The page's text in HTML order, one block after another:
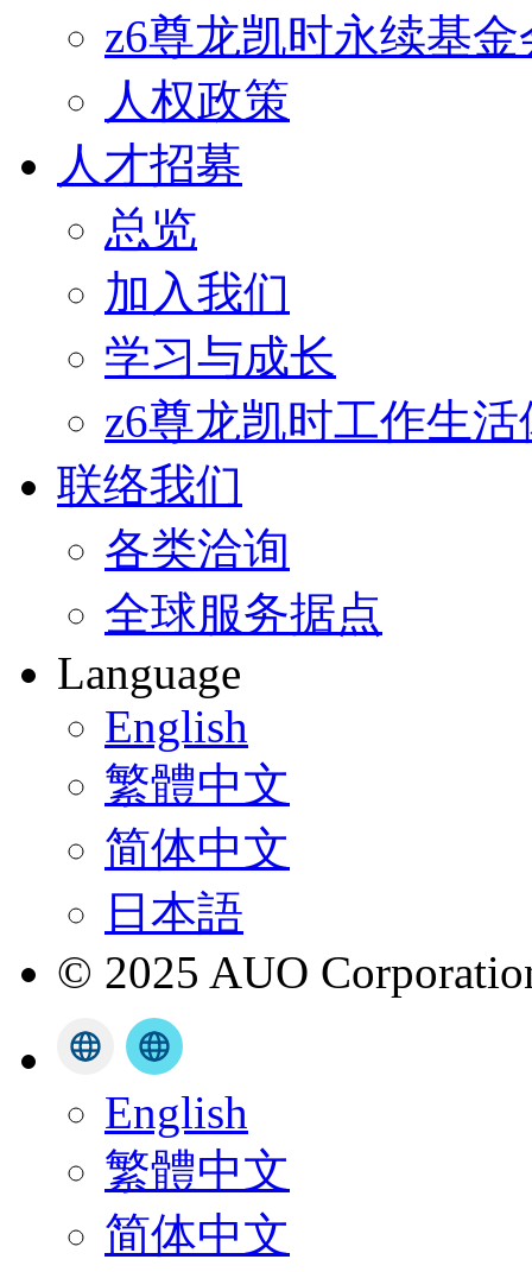
z6尊龙凯时永续基金
人权政策
人才招募
总览
加入我们
学习与成长
z6尊龙凯时工作生活
联络我们
各类洽询
全球服务据点
Language
English
繁體中文
简体中文
日本語
© 2025 AUO
English
繁體中文
简体中文